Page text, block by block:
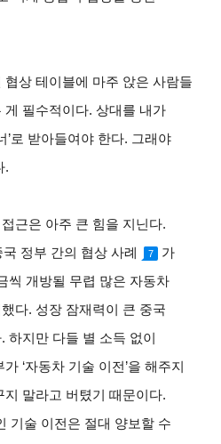
상 테이블에 마주 앉은 사람들
게 필수적이다.상대를 내가
’로 받아들여야 한다. 그래야
.
근은 아주 큰 힘을 지닌다.
정부 간의 협상 사례 7
가
씩 개방될 무렵 많은 자동차
다. 성장 잠재력이 큰 중국
.하지만 다들 별 소득 없이
가 ‘자동차 기술 이전 ’을 해주지
말라고 버텼기 때문이다.
기술 이전은 절대 양보할 수